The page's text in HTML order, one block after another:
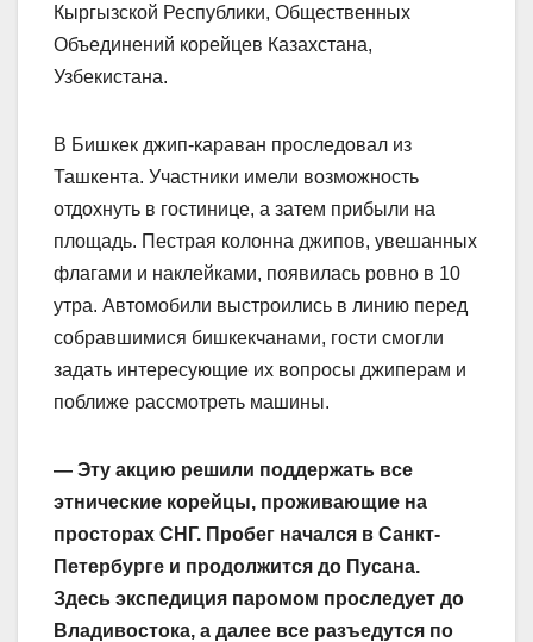
Кыргызской Республики, Общественных
Объединений корейцев Казахстана,
Узбекистана.
В Бишкек джип-караван проследовал из
Ташкента. Участники имели возможность
отдохнуть в гостинице, а затем прибыли на
площадь. Пестрая колонна джипов, увешанных
флагами и наклейками, появилась ровно в 10
утра. Автомобили выстроились в линию перед
собравшимися бишкекчанами, гости смогли
задать интересующие их вопросы джиперам и
поближе рассмотреть машины.
— Эту акцию решили поддержать все
этнические корейцы, проживающие на
просторах СНГ. Пробег начался в Санкт-
Петербурге и продолжится до Пусана.
Здесь экспедиция паромом проследует до
Владивостока, а далее все разъедутся по